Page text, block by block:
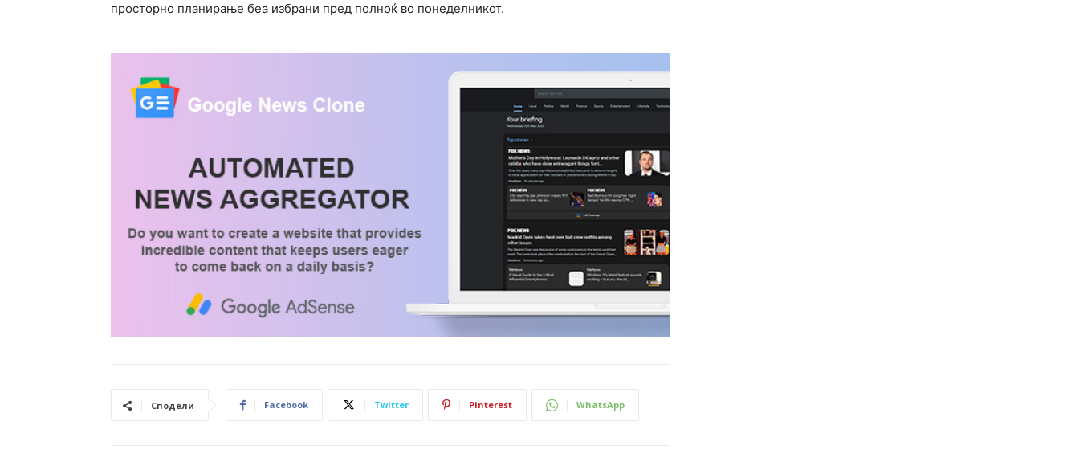
просторно планирање беа избрани пред полноќ во понеделникот.
Сподели Facebook Twitter Pinterest WhatsApp